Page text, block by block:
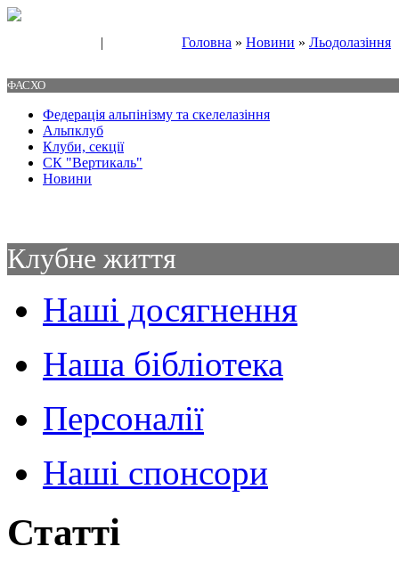
| Головна » Новини » Льодолазіння
ФАСХО
Федерація альпінізму та скелелазіння
Альпклуб
Клуби, секції
СК "Вертикаль"
Новини
Клубне життя
Наші досягнення
Наша бібліотека
Персоналії
Наші спонсори
Статті